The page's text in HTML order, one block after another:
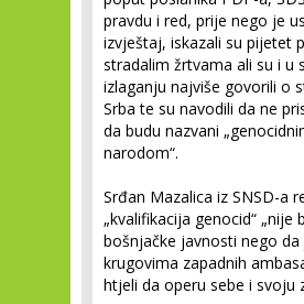
pravdu i red, prije nego je
izvještaj, iskazali su pijetet
stradalim žrtvama ali su i u
izlaganju najviše govorili o
Srba te su navodili da ne
da budu nazvani
narodom“.
Srđan Mazalica iz SNSD-a
„kvalifikacija genocid“ „nije
bošnjačke javnosti nego
krugovima zapadnih
htjeli da operu sebe i svoju